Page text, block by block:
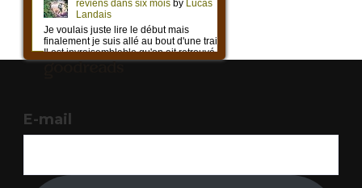
E-mail